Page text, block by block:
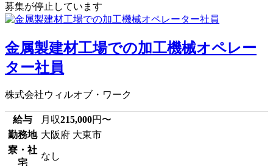
募集が停止しています
金属製建材工場での加工機械オペレー
ター社員
株式会社ウィルオブ・ワーク
給与 月収215,000円〜
勤務地 大阪府 大東市
寮・社
宅
なし